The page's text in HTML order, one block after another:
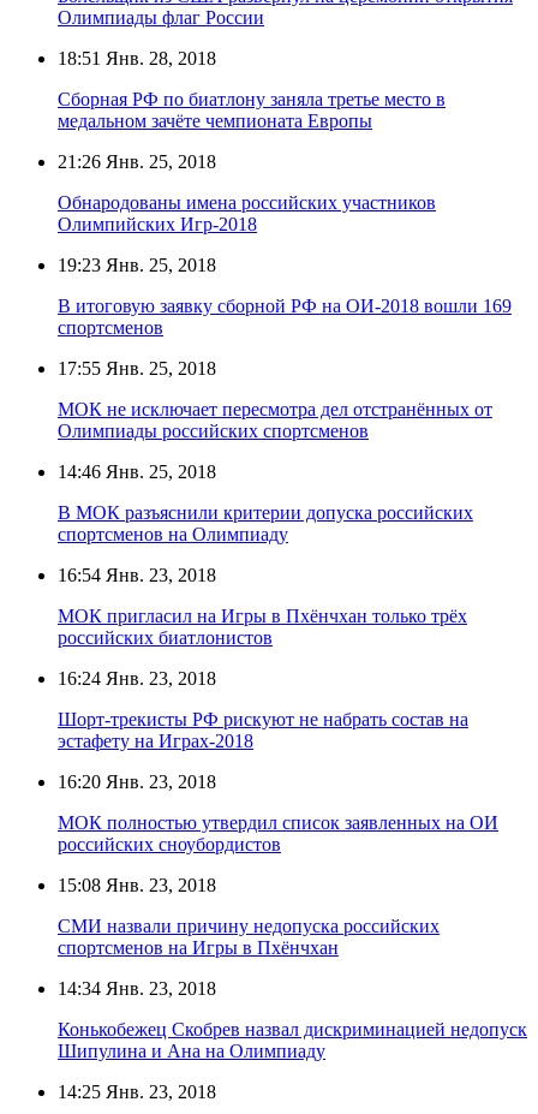
Олимпиады флаг России
18:51 Янв. 28, 2018
Сборная РФ по биатлону заняла третье место в
медальном зачёте чемпионата Европы
21:26 Янв. 25, 2018
Обнародованы имена российских участников
Олимпийских Игр-2018
19:23 Янв. 25, 2018
В итоговую заявку сборной РФ на ОИ-2018 вошли 169
спортсменов
17:55 Янв. 25, 2018
МОК не исключает пересмотра дел отстранённых от
Олимпиады российских спортсменов
14:46 Янв. 25, 2018
В МОК разъяснили критерии допуска российских
спортсменов на Олимпиаду
16:54 Янв. 23, 2018
МОК пригласил на Игры в Пхёнчхан только трёх
российских биатлонистов
16:24 Янв. 23, 2018
Шорт-трекисты РФ рискуют не набрать состав на
эстафету на Играх-2018
16:20 Янв. 23, 2018
МОК полностью утвердил список заявленных на ОИ
российских сноубордистов
15:08 Янв. 23, 2018
СМИ назвали причину недопуска российских
спортсменов на Игры в Пхёнчхан
14:34 Янв. 23, 2018
Конькобежец Скобрев назвал дискриминацией недопуск
Шипулина и Ана на Олимпиаду
14:25 Янв. 23, 2018